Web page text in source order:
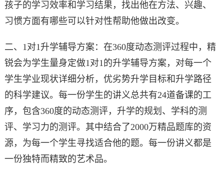
孩子的学习效率和学习结果，找出他在方法、兴趣、
习惯方面有哪些可以针对性帮助他做出改变。
二、1对1升学辅导方案：在360度动态测评过程中，精
锐会为学生量身定做1对1的升学辅导方案，对每一个
学生学业现状详细分析，优劣势升学目标和升学路径
的科学建议。每一份学生的讲义总共有24道备课的工
序，包含360度的动态测评，升学的规划、学科的测
评、学习力的测评。其中结合了2000万精品题库的资
源，为每一个学生寻找适合他的题。每一份讲义都是
一份独特而精致的艺术品。